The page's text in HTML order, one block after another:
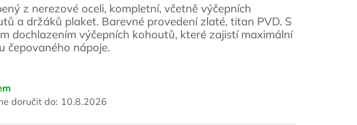
doručit do: 10.8.2026
z nerezové oceli, kompletní, včetně výčepních
a držáků plaket. Barevné provedení zlaté, titan PVD. S
dochlazením výčepních kohoutů, které zajistí maximální
čepovaného nápoje.